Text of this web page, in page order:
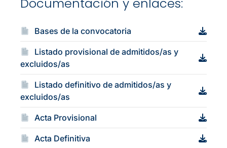
Bases de la convocatoria
Listado provisional de admitidos/as y
excluidos/as
Listado definitivo de admitidos/as y
excluidos/as
Acta Provisional
Acta Definitiva